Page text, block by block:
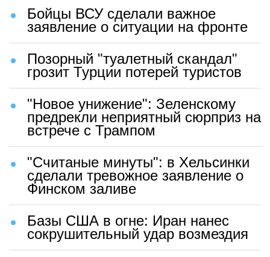
Бойцы ВСУ сделали важное
заявление о ситуации на фронте
Позорный "туалетный скандал"
грозит Турции потерей туристов
"Новое унижение": Зеленскому
предрекли неприятный сюрприз на
встрече с Трампом
"Считаные минуты": в Хельсинки
сделали тревожное заявление о
Финском заливе
Базы США в огне: Иран нанес
сокрушительный удар возмездия